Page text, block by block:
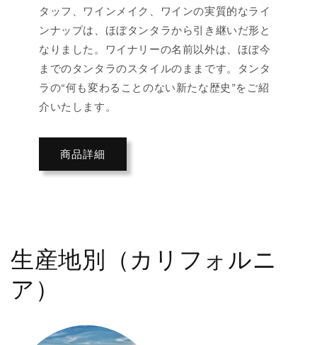
タッフ、ワインメイク、ワインの実質的なライ
ンナップは、ほぼタンタラから引き継いだ形と
なりました。ワイナリーの名前以外は、ほぼ今
までのタンタラのスタイルのままです。タンタ
ラの“何も変わることのない新たな歴史”をご紹
介いたします。
商品詳細
生産地別（カリフォルニ
ア）